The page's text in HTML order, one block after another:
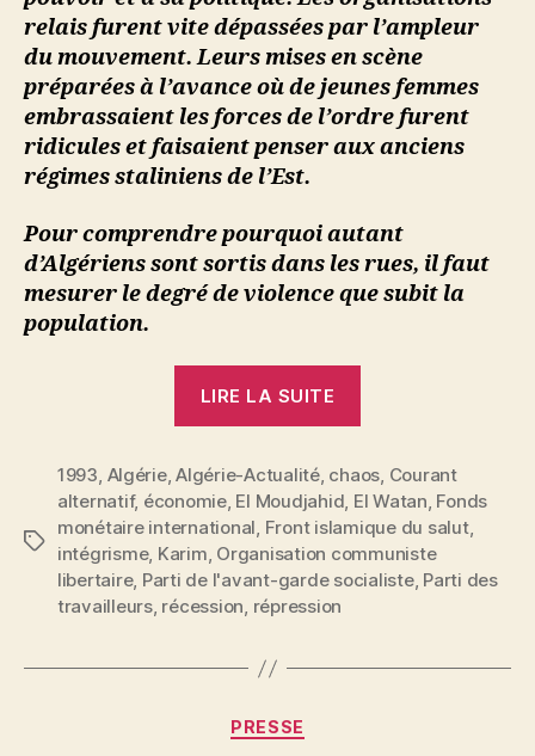
relais furent vite dépassées par l’ampleur
du mouvement. Leurs mises en scène
préparées à l’avance où de jeunes femmes
embrassaient les forces de l’ordre furent
ridicules et faisaient penser aux anciens
régimes staliniens de l’Est.
Pour comprendre pourquoi autant
d’Algériens sont sortis dans les rues, il faut
mesurer le degré de violence que subit la
population.
LIRE LA SUITE
Répression
et
chaos »
Étiquettes
1993, Algérie,Algérie-Actualité, chaos, Courant
alternatif, économie, El Moudjahid, El Watan, Fonds
monétaire international, Front islamique du salut,
intégrisme, Karim, Organisation communiste
libertaire, Parti de l'avant-garde socialiste, Parti des
travailleurs, récession, répression
Catégories
PRESSE